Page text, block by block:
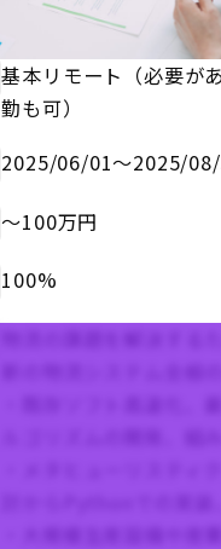
基本リモート（必要が
勤も可）
2025/06/01〜2025/
〜100万円
100%